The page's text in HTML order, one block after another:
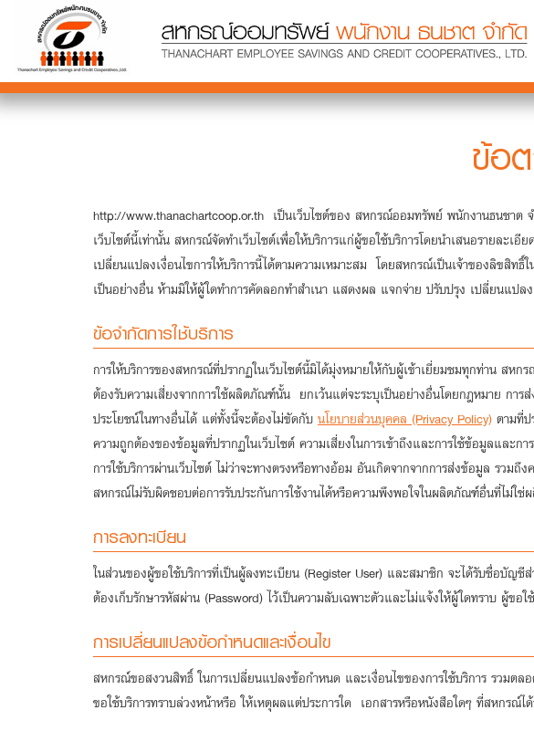
ข้อ
http://www.thanachartcoop.or.th เป็นเว็บไซต์ของ สหกรณ์ออมทรัพย์ พนักงานธนชาต
เว็บไซต์นี้เท่านั้น สหกรณ์จัดทำเว็บไซต์เพื่อให้บริการแก่ผู้ขอใช้บริการโดยนำเสนอรายละ
เปลี่ยนแปลงเงื่อนไขการให้บริการนี้ได้ตามความเหมาะสม โดยสหกรณ์เป็นเจ้าของลิขสิ
เป็นอย่างอื่น ห้ามมิให้ผู้ใดทำการคัดลอกทำสำเนา แสดงผล แจกจ่าย ปรับปรุง เปลี่ยนแ
ข้อจำกัดการใช้บริการ
การให้บริการของสหกรณ์ที่ปรากฏในเว็บไซต์นี้มิได้มุ่งหมายให้กับผู้เข้าเยี่ยมชมทุกท่าน ส
ต้องรับความเสี่ยงจากการใช้ผลิตภัณฑ์นั้น ยกเว้นแต่จะระบุเป็นอย่างอื่นโดยกฎหมาย การ
ประโยชน์ในทางอื่นได้ แต่ทั้งนี้จะต้องไม่ขัดกับ นโยบายส่วนบุคคล (Privacy Policy) ตามที่
ความถูกต้องของข้อมูลที่ปรากฏในเว็บไซต์ ความเสี่ยงในการเข้าถึงและการใช้ข้อมูลและ
การใช้บริการผ่านเว็บไซต์ ไม่ว่าจะทางตรงหรือทางอ้อม อันเกิดจากจากการส่งข้อมูล รว
สหกรณ์ไม่รับผิดชอบต่อการรับประกันการใช้งานได้หรือความพึงพอใจในผลิตภัณฑ์อื่นที่ไม่ใ
การลงทะเบียน
ในส่วนของผู้ขอใช้บริการที่เป็นผู้ลงทะเบียน (Register User) และสมาชิก จะได้รับชื่อบัญ
ต้องเก็บรักษารหัสผ่าน (Password) ไว้เป็นความลับเฉพาะตัวและไม่แจ้งให้ผู้ใดทราบ ผู้ขอ
การเปลี่ยนแปลงข้อกำหนดและเงื่อนไข
สหกรณ์ขอสงวนสิทธิ์ ในการเปลี่ยนแปลงข้อกำหนด และเงื่อนไขของการใช้บริการ รวมตล
ขอใช้บริการทราบล่วงหน้าหรือ ให้เหตุผลแต่ประการใด เอกสารหรือหนังสือใดๆ ที่สหกรณ์